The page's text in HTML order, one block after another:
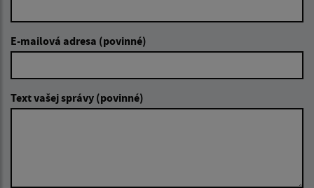
E-mailová adresa (povinné)
Text vašej správy (povinné)